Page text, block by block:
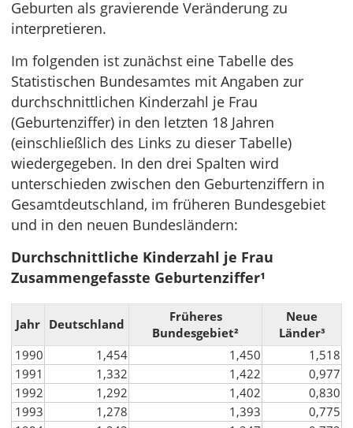
Geburten als gravierende Veränderung zu
interpretieren.
Im folgenden ist zunächst eine Tabelle des
Statistischen Bundesamtes mit Angaben zur
durchschnittlichen Kinderzahl je Frau
(Geburtenziffer) in den letzten 18 Jahren
(einschließlich des Links zu dieser Tabelle)
wiedergegeben. In den drei Spalten wird
unterschieden zwischen den Geburtenziffern in
Gesamtdeutschland, im früheren Bundesgebiet
und in den neuen Bundesländern:
Durchschnittliche Kinderzahl je Frau
Zusammengefasste Geburtenziffer¹
Jahr Deutschland
Früheres
Bundesgebiet²
Neue
Länder³
1990
1,454 1,450
1,518
1991
1,332 1,422
0,977
1992
1,292 1,402
0,830
1993
1,278 1,393
0,775